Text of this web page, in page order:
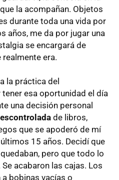
la acompañan. Objetos
durante toda una vida por
años, me da por jugar una
se encargará de
era.
la práctica del
esa oportunidad el día
una decisión personal
de libros,
que se apoderó de mí
15 años. Decidí que
pero que todo lo
acabaron las cajas. Los
a bobinas vacías o